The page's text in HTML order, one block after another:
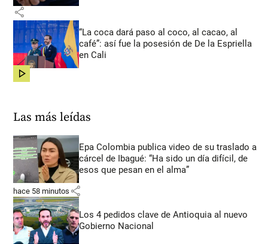
share
“La coca dará paso al coco, al cacao, al
café”: así fue la posesión de De la Espriella
en Cali
share
Las más leídas
Epa Colombia publica video de su traslado a
cárcel de Ibagué: “Ha sido un día difícil, de
esos que pesan en el alma”
hace 58 minutos share
Los 4 pedidos clave de Antioquia al nuevo
Gobierno Nacional